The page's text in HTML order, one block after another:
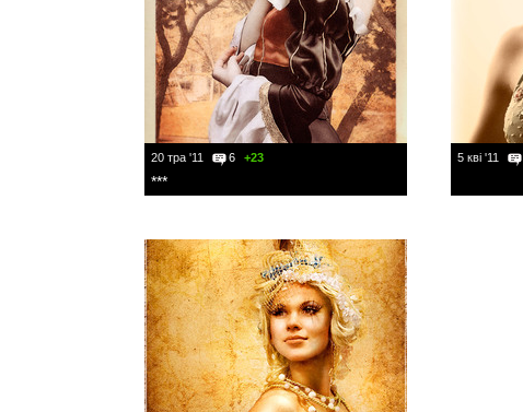
20 тра '11 6 +23
***
5 кві '11